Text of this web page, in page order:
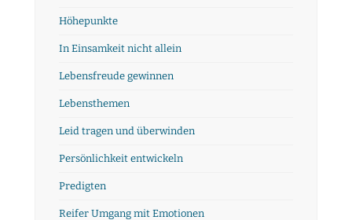
Höhepunkte
In Einsamkeit nicht allein
Lebensfreude gewinnen
Lebensthemen
Leid tragen und überwinden
Persönlichkeit entwickeln
Predigten
Reifer Umgang mit Emotionen